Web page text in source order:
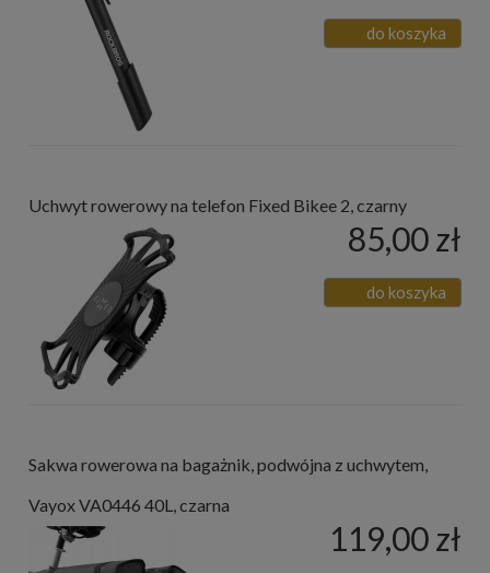
do koszyka
Uchwyt rowerowy na telefon Fixed Bikee 2, czarny
85,00 zł
do koszyka
Sakwa rowerowa na bagażnik, podwójna z uchwytem,
Vayox VA0446 40L, czarna
119,00 zł